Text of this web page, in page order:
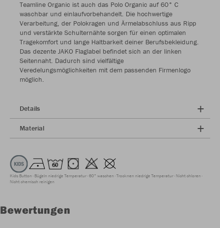
Teamline Organic ist auch das Polo Organic auf 60° C
waschbar und einlaufvorbehandelt. Die hochwertige
Verarbeitung, der Polokragen und Ärmelabschluss aus Ripp
und verstärkte Schulternähte sorgen für einen optimalen
Tragekomfort und lange Haltbarkeit deiner Berufsbekleidung.
Das dezente JAKO Flaglabel befindet sich an der linken
Seitennaht. Dadurch sind vielfältige
Veredelungsmöglichkeiten mit dem passenden Firmenlogo
möglich.
Details
Material
Kids Button Bügeln niedrige Temperatur 60° waschen Trocknen niedrige Temperatur Nicht chloren
Nicht chemisch reinigen
Bewertungen